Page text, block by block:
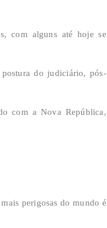
com alguns até hoje se
do judiciário, pós-
com a Nova República,
perigosas do mundo é